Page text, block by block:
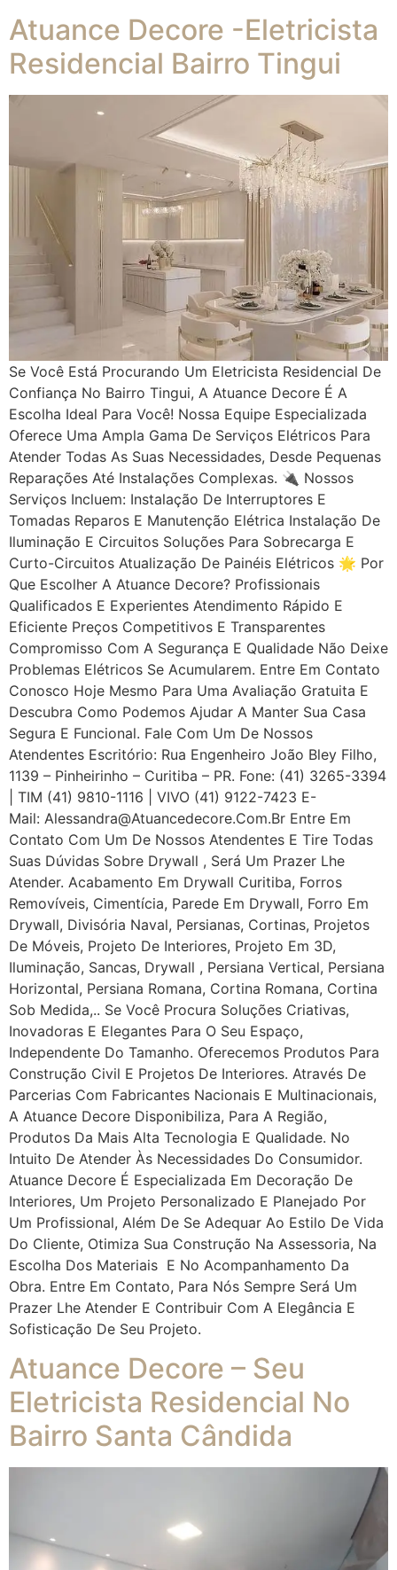
Atuance Decore -Eletricista
Residencial Bairro Tingui
Se Você Está Procurando Um Eletricista Residencial De
Confiança No Bairro Tingui, A Atuance Decore É A
Escolha Ideal Para Você! Nossa Equipe Especializada
Oferece Uma Ampla Gama De Serviços Elétricos Para
Atender Todas As Suas Necessidades, Desde Pequenas
Reparações Até Instalações Complexas. 🔌 Nossos
Serviços Incluem: Instalação De Interruptores E
Tomadas Reparos E Manutenção Elétrica Instalação De
Iluminação E Circuitos Soluções Para Sobrecarga E
Curto-Circuitos Atualização De Painéis Elétricos 🌟 Por
Que Escolher A Atuance Decore? Profissionais
Qualificados E Experientes Atendimento Rápido E
Eficiente Preços Competitivos E Transparentes
Compromisso Com A Segurança E Qualidade Não Deixe
Problemas Elétricos Se Acumularem. Entre Em Contato
Conosco Hoje Mesmo Para Uma Avaliação Gratuita E
Descubra Como Podemos Ajudar A Manter Sua Casa
Segura E Funcional. Fale Com Um De Nossos
Atendentes Escritório: Rua Engenheiro João Bley Filho,
1139 – Pinheirinho – Curitiba – PR. Fone: (41) 3265-3394
| TIM (41) 9810-1116 | VIVO (41) 9122-7423 E-
Mail: Alessandra@atuancedecore.com.br Entre Em
Contato Com Um De Nossos Atendentes E Tire Todas
Suas Dúvidas Sobre Drywall ‎, Será Um Prazer Lhe
Atender. Acabamento Em Drywall Curitiba, Forros
Removíveis, Cimentícia, Parede Em Drywall, Forro Em
Drywall, Divisória Naval, Persianas, Cortinas, Projetos
De Móveis, Projeto De Interiores, Projeto Em 3D,
Iluminação, Sancas, Drywall , Persiana Vertical, Persiana
Horizontal, Persiana Romana, Cortina Romana, Cortina
Sob Medida,.. Se Você Procura Soluções Criativas,
Inovadoras E Elegantes Para O Seu Espaço,
Independente Do Tamanho. Oferecemos Produtos Para
Construção Civil E Projetos De Interiores. Através De
Parcerias Com Fabricantes Nacionais E Multinacionais,
A Atuance Decore Disponibiliza, Para A Região,
Produtos Da Mais Alta Tecnologia E Qualidade. No
Intuito De Atender Às Necessidades Do Consumidor.
Atuance Decore É Especializada Em Decoração De
Interiores, Um Projeto Personalizado E Planejado Por
Um Profissional, Além De Se Adequar Ao Estilo De Vida
Do Cliente, Otimiza Sua Construção Na Assessoria, Na
Escolha Dos Materiais E No Acompanhamento Da
Obra. Entre Em Contato, Para Nós Sempre Será Um
Prazer Lhe Atender E Contribuir Com A Elegância E
Sofisticação De Seu Projeto.
Atuance Decore – Seu
Eletricista Residencial No
Bairro Santa Cândida